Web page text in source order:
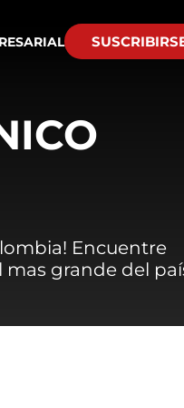
Encuentre
mas grande del